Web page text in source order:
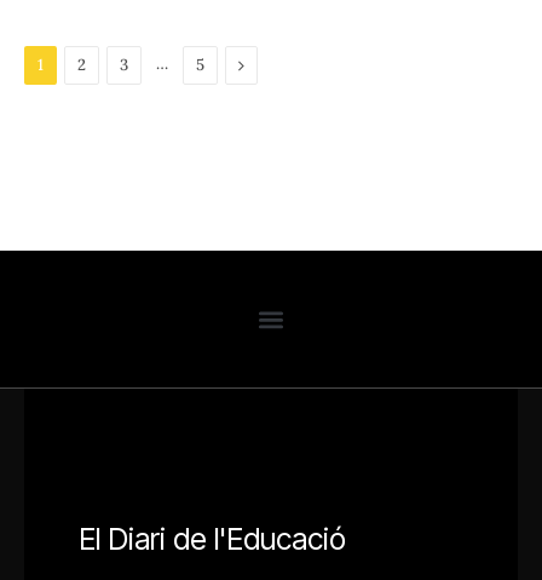
1 2 3 … 5 Next